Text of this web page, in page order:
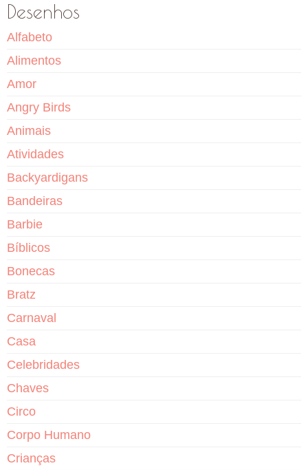
Desenhos
Alfabeto
Alimentos
Amor
Angry Birds
Animais
Atividades
Backyardigans
Bandeiras
Barbie
Bíblicos
Bonecas
Bratz
Carnaval
Casa
Celebridades
Chaves
Circo
Corpo Humano
Crianças